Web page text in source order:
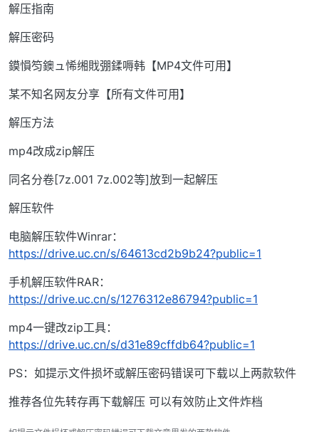
解压指南
解压密码
鏌愪笉鐭ュ悕缃戝弸鍒嗕韩【MP4文件可用】
某不知名网友分享【所有文件可用】
解压方法
mp4改成zip解压
同名分卷[7z.001 7z.002等]放到一起解压
解压软件
电脑解压软件Winrar：
https://drive.uc.cn/s/64613cd2b9b24?public=1
手机解压软件RAR：
https://drive.uc.cn/s/1276312e86794?public=1
mp4一键改zip工具：
https://drive.uc.cn/s/d31e89cffdb64?public=1
PS：如提示文件损坏或解压密码错误可下载以上两款软件
推荐各位先转存再下载解压 可以有效防止文件炸档